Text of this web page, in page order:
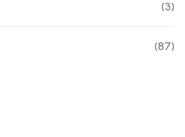
(3)
(87)